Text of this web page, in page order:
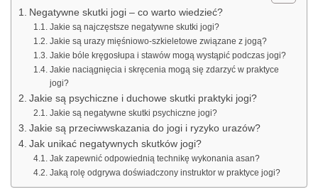
Negatywne skutki jogi – co warto wiedzieć?
Jakie są najczęstsze negatywne skutki jogi?
Jakie są urazy mięśniowo-szkieletowe związane z jogą?
Jakie bóle kręgosłupa i stawów mogą wystąpić podczas jogi?
Jakie naciągnięcia i skręcenia mogą się zdarzyć w praktyce
jogi?
Jakie są psychiczne i duchowe skutki praktyki jogi?
Jakie są negatywne skutki psychiczne jogi?
Jakie są przeciwwskazania do jogi i ryzyko urazów?
Jak unikać negatywnych skutków jogi?
Jak zapewnić odpowiednią technikę wykonania asan?
Jaką rolę odgrywa doświadczony instruktor w praktyce jogi?